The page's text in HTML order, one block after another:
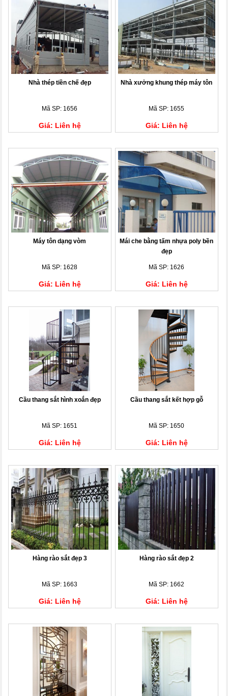
Nhà thép tiền chế đẹp
Mã SP: 1656
Giá: Liên hệ
Nhà xưởng khung thép máy tôn
Mã SP: 1655
Giá: Liên hệ
Máy tôn dạng vòm
Mã SP: 1628
Giá: Liên hệ
Mái che bằng tấm nhựa poly bền
đẹp
Mã SP: 1626
Giá: Liên hệ
Cầu thang sắt hình xoắn đẹp
Mã SP: 1651
Giá: Liên hệ
Cầu thang sắt kết hợp gỗ
Mã SP: 1650
Giá: Liên hệ
Hàng rào sắt đẹp 3
Mã SP: 1663
Giá: Liên hệ
Hàng rào sắt đẹp 2
Mã SP: 1662
Giá: Liên hệ